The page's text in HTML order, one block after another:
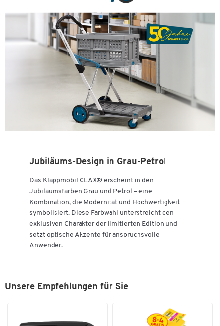
Jubiläums-Design in Grau-Petrol
Das Klappmobil CLAX® erscheint in den
Jubiläumsfarben Grau und Petrol – eine
Kombination, die Modernität und Hochwertigkeit
symbolisiert. Diese Farbwahl unterstreicht den
exklusiven Charakter der limitierten Edition und
setzt optische Akzente für anspruchsvolle
Anwender.
Unsere Empfehlungen für Sie